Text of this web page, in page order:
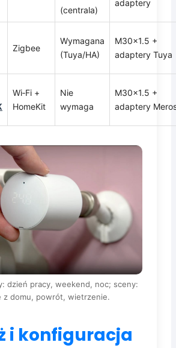
(centrala)
adaptery
Zigbee
Wymagana
(Tuya/HA)
M30x1.5 +
adaptery Tuya
Wi‑Fi +
HomeKit
Nie
wymaga
M30x1.5 +
adaptery
dzień pracy, weekend, noc; sceny:
z domu, powrót, wietrzenie.
i konfiguracja